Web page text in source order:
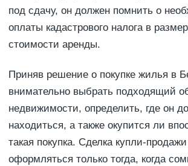
под сдачу, он должен помнить о
оплаты кадастрового налога в
стоимости аренды.
Приняв решение о покупке жилья в
внимательно выбрать подходящий
недвижимости, определить, где он
находиться, а также окупится ли
такая покупка. Сделка купли-
оформляться только тогда, когда